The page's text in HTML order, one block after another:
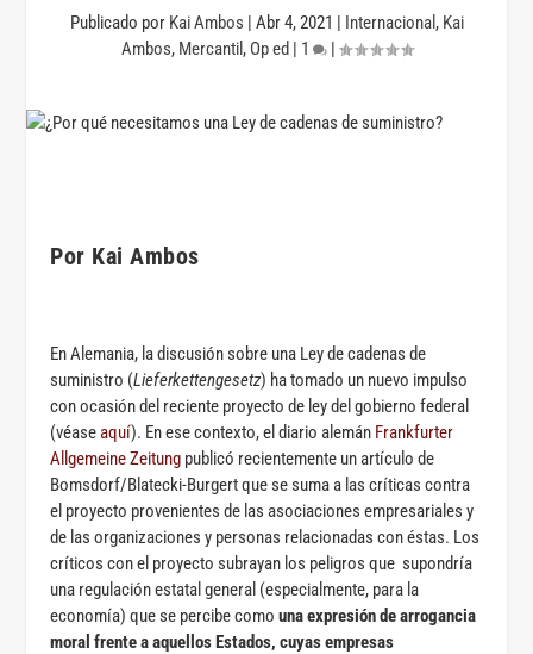
Publicado por Kai Ambos | Abr 4, 2021 | Internacional , Kai
Ambos, Mercantil , Op ed | 1 |
Por Kai Ambos
En Alemania, la discusión sobre una Ley de cadenas de
suministro (Lieferkettengesetz) ha tomado un nuevo impulso
con ocasión del reciente proyecto de ley del gobierno federal
(véaseaquí). En ese contexto, el diario alemán Frankfurter
Allgemeine Zeitung publicó recientemente un artículo de
Bomsdorf/Blatecki-Burgert que se suma a las críticas contra
el proyecto provenientes de las asociaciones empresariales y
de las organizaciones y personas relacionadas con éstas. Los
críticos con el proyecto subrayan los peligros que supondría
una regulación estatal general (especialmente, para la
economía) que se percibe comouna expresión de arrogancia
moral frente a aquellos Estados, cuyas empresas